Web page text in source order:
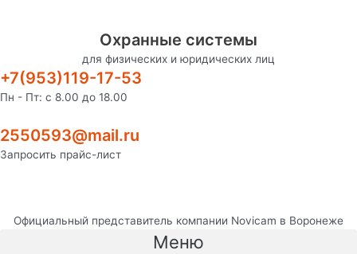
Охранные системы
для физических и юридических лиц
+7(953)119-17-53
Пн - Пт: с 8.00 до 18.00
2550593@mail.ru
Запросить прайс-лист
Официальный представитель компании Novicam в Воронеже
Меню
quantity